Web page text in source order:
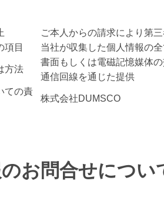
ご本人からの請求により第
項目
当社が収集した個人情報の
方法
書面もしくは電磁記憶媒体
通信回線を通じた提供
ての責
株式会社DUMSCO
お問合せについ